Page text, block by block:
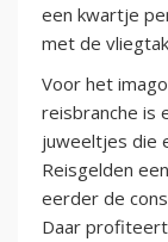
een kwartje
met de
Voor het
reisbranche is
juweeltjes die
Reisgelden
eerder de
Daar